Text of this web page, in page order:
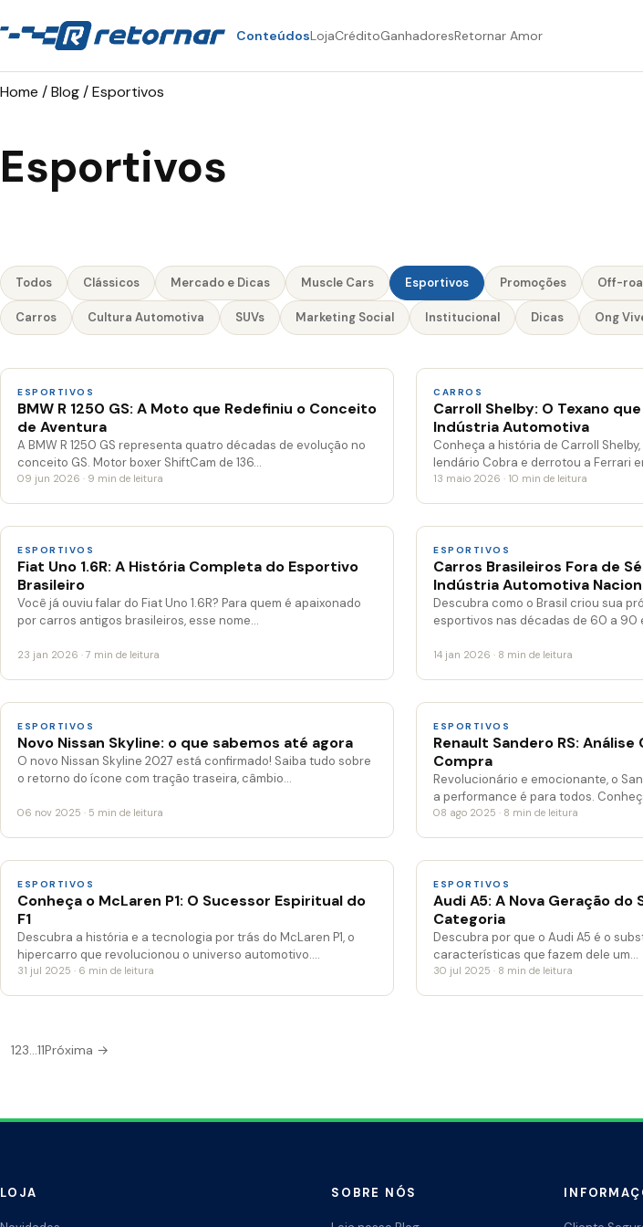
ConteúdosLojaCréditoGanhadoresRetornar Amor
Home /Blog/Esportivos
Esportivos
Todos Clássicos Mercado e Dicas Muscle Cars Esportivos Promoções Off-
Carros Cultura Automotiva SUVs Marketing Social Institucional Dicas Ong
ESPORTIVOS
BMW R 1250 GS: A Moto que Redefiniu o Conceito
de Aventura
A BMW R 1250 GS representa quatro décadas de evolução no
conceito GS. Motor boxer ShiftCam de 136…
09 jun 2026 · 9 min de leitura
CARROS
Carroll Shelby: O Texano
Indústria Automotiva
Conheça a história de Carroll
lendário Cobra e derrotou a Ferrari
13 maio 2026 · 10 min de leitura
ESPORTIVOS
Fiat Uno 1.6R: A História Completa do Esportivo
Brasileiro
Você já ouviu falar do Fiat Uno 1.6R? Para quem é apaixonado
por carros antigos brasileiros, esse nome…
23 jan 2026 · 7 min de leitura
ESPORTIVOS
Carros Brasileiros Fora de
Indústria Automotiva
Descubra como o Brasil criou sua
esportivos nas décadas de 60 a 90
14 jan 2026 · 8 min de leitura
ESPORTIVOS
Novo Nissan Skyline: o que sabemos até agora
O novo Nissan Skyline 2027 está confirmado! Saiba tudo sobre
o retorno do ícone com tração traseira, câmbio…
06 nov 2025 · 5 min de leitura
ESPORTIVOS
Renault Sandero RS:
Compra
Revolucionário e emocionante, o
a performance é para todos.
08 ago 2025 · 8 min de leitura
ESPORTIVOS
Conheça o McLaren P1: O Sucessor Espiritual do
F1
Descubra a história e a tecnologia por trás do McLaren P1, o
hipercarro que revolucionou o universo automotivo.…
31 jul 2025 · 6 min de leitura
ESPORTIVOS
Audi A5: A Nova Geração do
Categoria
Descubra por que o Audi A5 é o
características que fazem dele um…
30 jul 2025 · 8 min de leitura
Paginação
posts
123…11Próxima →
LOJA SOBRE NÓS